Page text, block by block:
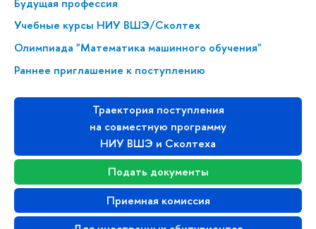
Учебные курсы НИУ ВШЭ/Сколтех
Олимпиада "Математика машинного обучения"
Раннее приглашение к поступлению
Траектория поступления
на совместную программу
НИУ ВШЭ и Сколтеха
Подать документы
Приемная комиссия